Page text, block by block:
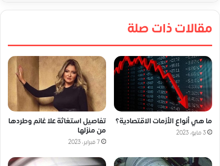
مقالات ذات صلة
ما هي أنواع الأزمات الاقتصادية؟
3 مايو، 2023
تفاصيل استغاثة علا غانم وطردها
من منزلها
7 فبراير، 2023